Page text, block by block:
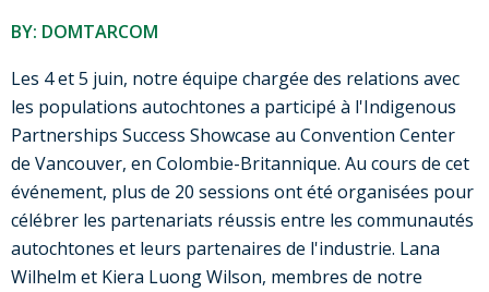
BY: DOMTARCOM
Les 4 et 5 juin, notre équipe chargée des relations avec
les populations autochtones a participé à l'Indigenous
Partnerships Success Showcase au Convention Center
de Vancouver, en Colombie-Britannique. Au cours de cet
événement, plus de 20 sessions ont été organisées pour
célébrer les partenariats réussis entre les communautés
autochtones et leurs partenaires de l'industrie. Lana
Wilhelm et Kiera Luong Wilson, membres de notre